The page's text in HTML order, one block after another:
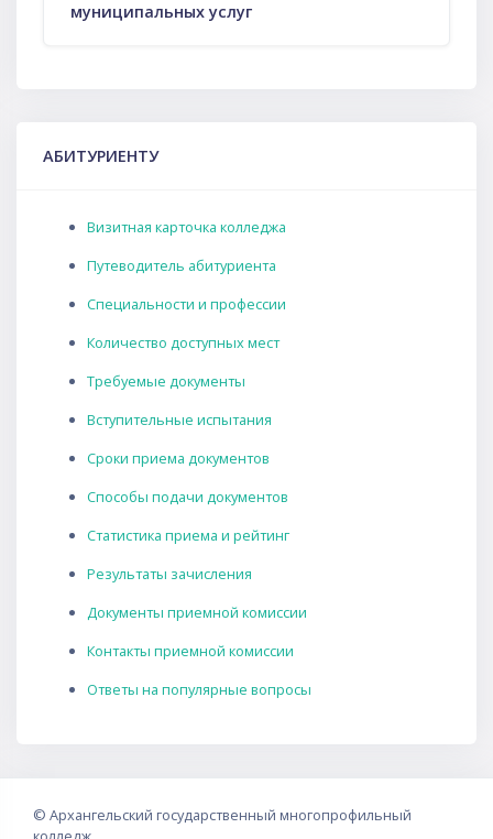
муниципальных услуг
АБИТУРИЕНТУ
Визитная карточка колледжа
Путеводитель абитуриента
Специальности и профессии
Количество доступных мест
Требуемые документы
Вступительные испытания
Сроки приема документов
Способы подачи документов
Статистика приема и рейтинг
Результаты зачисления
Документы приемной комиссии
Контакты приемной комиссии
Ответы на популярные вопросы
© Архангельский государственный многопрофильный